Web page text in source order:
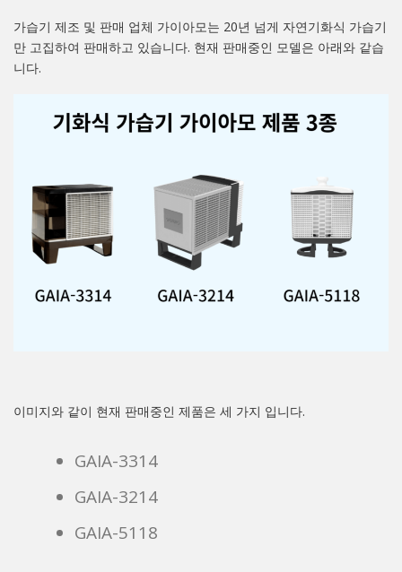
가습기 제조 및 판매 업체 가이아모는 20년 넘게 자연기화식 가습기
만 고집하여 판매하고 있습니다. 현재 판매중인 모델은 아래와 같습
니다.
이미지와 같이 현재 판매중인 제품은 세 가지 입니다.
GAIA-3314
GAIA-3214
GAIA-5118